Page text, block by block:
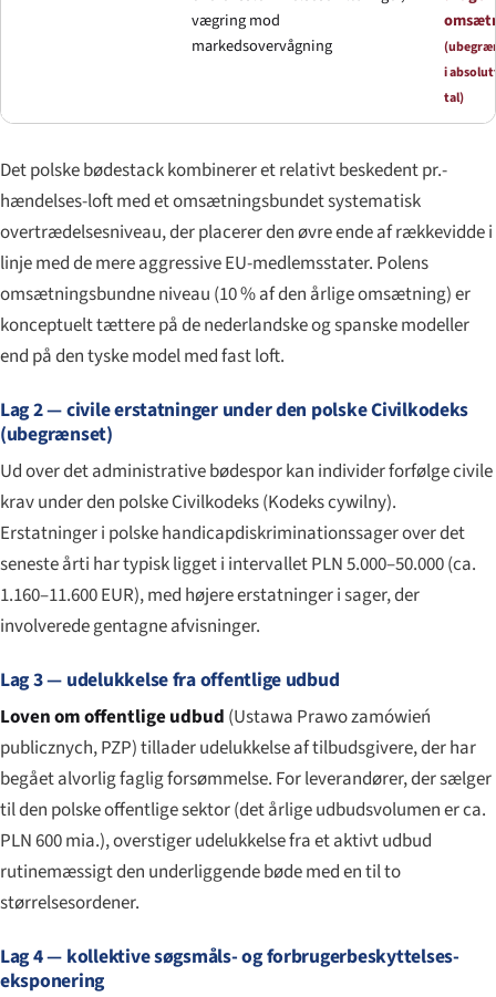
vægring mod
markedsovervågning
i
tal)
Det polske bødestack kombinerer et relativt beskedent pr.-
hændelses-loft med et omsætningsbundet systematisk
overtrædelsesniveau, der placerer den øvre ende af rækkevidde i
linje med de mere aggressive EU-medlemsstater. Polens
omsætningsbundne niveau (10 % af den årlige omsætning) er
konceptuelt tættere på de nederlandske og spanske modeller
end på den tyske model med fast loft.
Lag 2 — civile erstatninger under den polske Civilkodeks
(ubegrænset)
Ud over det administrative bødespor kan individer forfølge civile
krav under den polske Civilkodeks (Kodeks cywilny).
Erstatninger i polske handicapdiskriminationssager over det
seneste årti har typisk ligget i intervallet PLN 5.000–50.000 (ca.
1.160–11.600 EUR), med højere erstatninger i sager, der
involverede gentagne afvisninger.
Lag 3 — udelukkelse fra offentlige udbud
Loven om offentlige udbud (Ustawa Prawo zamówień
publicznych, PZP) tillader udelukkelse af tilbudsgivere, der har
begået alvorlig faglig forsømmelse. For leverandører, der sælger
til den polske offentlige sektor (det årlige udbudsvolumen er ca.
PLN 600 mia.), overstiger udelukkelse fra et aktivt udbud
rutinemæssigt den underliggende bøde med en til to
størrelsesordener.
Lag 4 — kollektive søgsmåls- og forbrugerbeskyttelses-
eksponering